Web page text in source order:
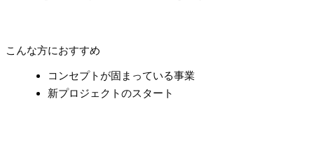
こんな方におすすめ
コンセプトが固まっている事業
新プロジェクトのスタート